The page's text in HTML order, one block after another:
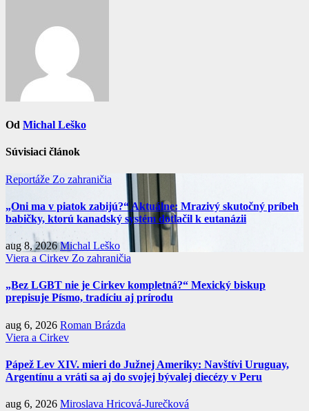
Od Michal Leško
Súvisiaci článok
Reportáže Zo zahraničia
„Oni ma v piatok zabijú?“ Aktuálne: Mrazivý skutočný príbeh
babičky, ktorú kanadský systém dotlačil k eutanázii
aug 8, 2026Michal Leško
Viera a Cirkev Zo zahraničia
„Bez LGBT nie je Cirkev kompletná?“ Mexický biskup
prepisuje Písmo, tradíciu aj prírodu
aug 6, 2026 Roman Brázda
Viera a Cirkev
Pápež Lev XIV. mieri do Južnej Ameriky: Navštívi Uruguay,
Argentínu a vráti sa aj do svojej bývalej diecézy v Peru
aug 6, 2026 Miroslava Hricová-Jurečková